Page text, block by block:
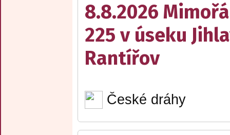
8.8.2026
225 v úseku
Rantířov
České dráhy